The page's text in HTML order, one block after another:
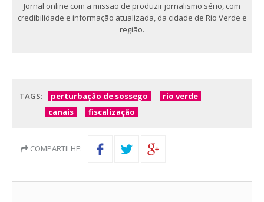
Jornal online com a missão de produzir jornalismo sério, com
credibilidade e informação atualizada, da cidade de Rio Verde e
região.
TAGS: perturbação de sossego
rio verde
canais
fiscalização
COMPARTILHE: